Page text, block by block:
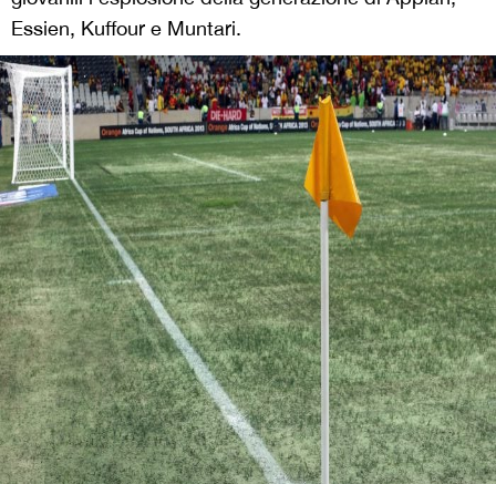
Essien, Kuffour e Muntari.